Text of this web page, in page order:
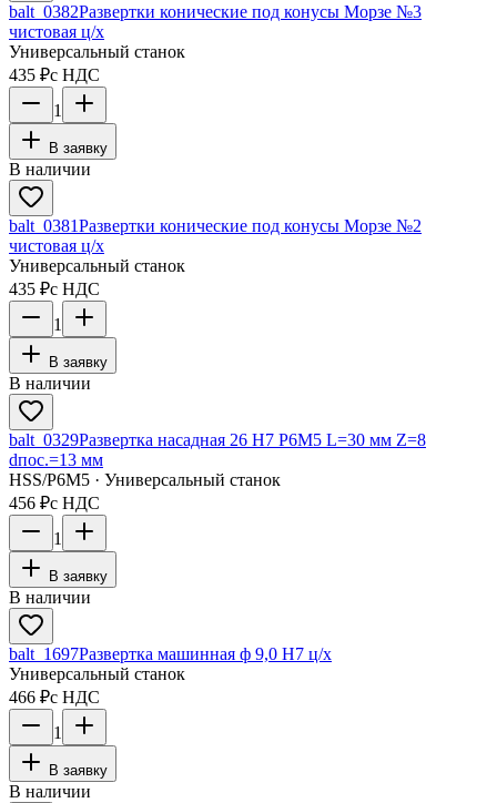
balt_0382Развертки конические под конусы Морзе №3
чистовая ц/х
Универсальный станок
435 ₽с НДС
1
В заявку
В наличии
balt_0381Развертки конические под конусы Морзе №2
чистовая ц/х
Универсальный станок
435 ₽с НДС
1
В заявку
В наличии
balt_0329Развертка насадная 26 Н7 Р6М5 L=30 мм Z=8
dпос.=13 мм
HSS/Р6М5 · Универсальный станок
456 ₽с НДС
1
В заявку
В наличии
balt_1697Развертка машинная ф 9,0 Н7 ц/х
Универсальный станок
466 ₽с НДС
1
В заявку
В наличии